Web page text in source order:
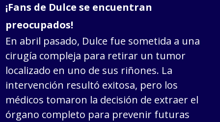
¡Fans de Dulce se encuentran
preocupados!
En abril pasado, Dulce fue sometida a una
cirugía compleja para retirar un tumor
localizado en uno de sus riñones. La
intervención resultó exitosa, pero los
médicos tomaron la decisión de extraer el
órgano completo para prevenir futuras